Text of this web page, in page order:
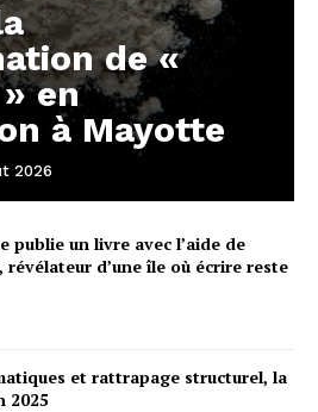
de «
en
à Mayotte
2026
publie un livre avec l’aide de
d’une île où écrire reste
et rattrapage structurel, la
2025